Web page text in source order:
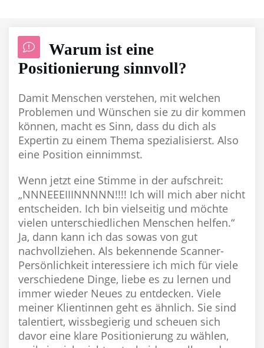
Warum ist eine
Positionierung sinnvoll?
Damit Menschen verstehen, mit welchen
Problemen und Wünschen sie zu dir kommen
können, macht es Sinn, dass du dich als
Expertin zu einem Thema spezialisierst. Also
eine Position einnimmst.
Wenn jetzt eine Stimme in der aufschreit:
„NNNEEEIIINNNNN!!!! Ich will mich aber nicht
entscheiden. Ich bin vielseitig und möchte
vielen unterschiedlichen Menschen helfen.“
Ja, dann kann ich das sowas von gut
nachvollziehen. Als bekennende Scanner-
Persönlichkeit interessiere ich mich für viele
verschiedene Dinge, liebe es zu lernen und
immer wieder Neues zu entdecken. Viele
meiner Klientinnen geht es ähnlich. Sie sind
talentiert, wissbegierig und scheuen sich
davor eine klare Positionierung zu wählen,